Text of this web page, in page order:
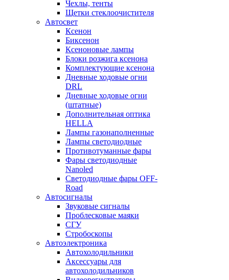
Чехлы, тенты
Щетки стеклоочистителя
Автосвет
Ксенон
Биксенон
Ксеноновые лампы
Блоки розжига ксенона
Комплектующие ксенона
Дневные ходовые огни
DRL
Дневные ходовые огни
(штатные)
Дополнительная оптика
HELLA
Лампы газонаполненные
Лампы светодиодные
Противотуманные фары
Фары светодиодные
Nanoled
Светодиодные фары OFF-
Road
Автосигналы
Звуковые сигналы
Проблесковые маяки
СГУ
Стробоскопы
Автоэлектроника
Автохолодильники
Аксессуары для
автохолодильников